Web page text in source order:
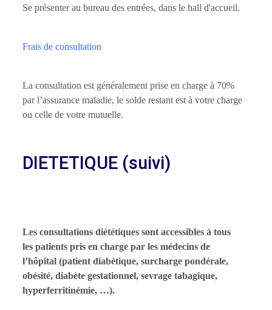
Se présenter au bureau des entrées, dans le hall d'accueil.
Frais de consultation
La consultation est généralement prise en charge à 70%
par l’assurance maladie, le solde restant est à votre charge
ou celle de votre mutuelle.
DIETETIQUE (suivi)
Les consultations diététiques sont accessibles à tous
les patients pris en charge par les médecins de
l’hôpital (patient diabétique, surcharge pondérale,
obésité, diabète gestationnel, sevrage tabagique,
hyperferritinémie, …).